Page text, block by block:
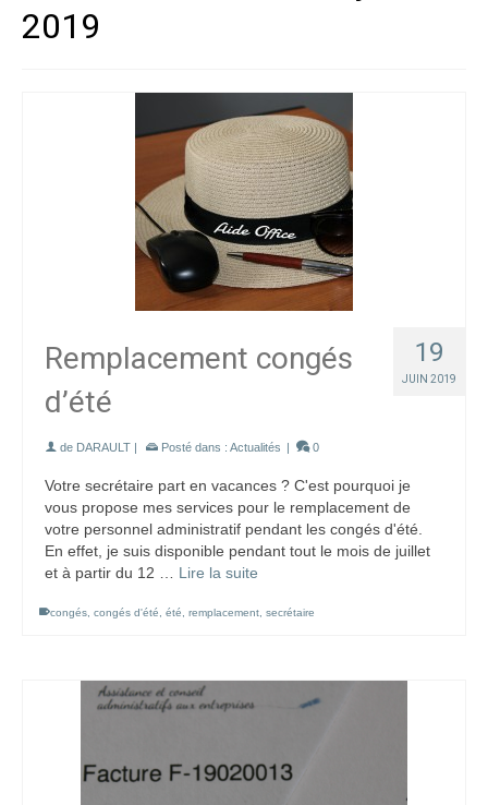
2019
19
JUIN 2019
Remplacement congés
d’été
de DARAULT | Posté dans : Actualités | 0
Votre secrétaire part en vacances ? C'est pourquoi je
vous propose mes services pour le remplacement de
votre personnel administratif pendant les congés d'été.
En effet, je suis disponible pendant tout le mois de juillet
et à partir du 12 … Lire la suite
congés congés d'été été remplacement secrétaire